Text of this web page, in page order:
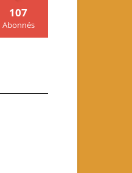
107
Abonnés